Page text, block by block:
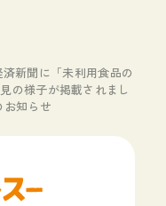
済新聞に「未利用食品の
の様子が掲載されまし
知らせ